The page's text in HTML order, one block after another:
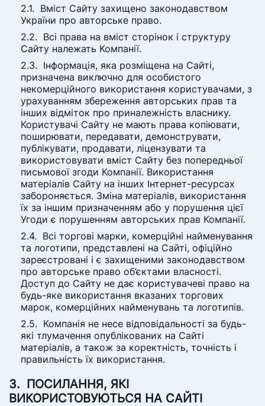
Вміст Сайту захищено законодавством
України про авторське право.
Всі права на вміст сторінок і структуру
Сайту належать Компанії.
Інформація, яка розміщена на Сайті,
призначена виключно для особистого
некомерційного використання користувачами, з
урахуванням збереження авторських прав та
інших відміток про приналежність власнику.
Користувачі Сайту не мають права копіювати,
поширювати, передавати, демонструвати,
публікувати, продавати, ліцензувати та
використовувати вміст Сайту без попередньої
письмової згоди Компанії. Використання
матеріалів Сайту на інших Інтернет-ресурсах
забороняється. Зміна матеріалів, використання
їх за іншим призначенням або у порушення цієї
Угоди є порушенням авторських прав Компанії.
Всі торгові марки, комерційні найменування
та логотипи, представлені на Сайті, офіційно
зареєстровані і є захищеними законодавством
про авторське право об’єктами власності.
Доступ до Сайту не дає користувачеві право на
будь-яке використання вказаних торгових
марок, комерційних найменувань та логотипів.
Компанія не несе відповідальності за будь-
які тлумачення опублікованих на Сайті
матеріалів, а також за коректність, точність і
правильність їх використання.
ПОСИЛАННЯ, ЯКІ
ВИКОРИСТОВУЮТЬСЯ НА САЙТІ